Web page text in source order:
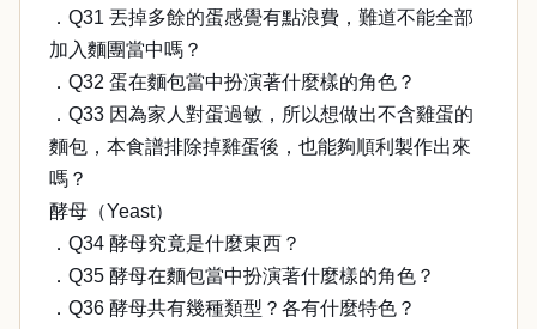
．Q31 丟掉多餘的蛋感覺有點浪費，難道不能全部
加入麵團當中嗎？
．Q32 蛋在麵包當中扮演著什麼樣的角色？
．Q33 因為家人對蛋過敏，所以想做出不含雞蛋的
麵包，本食譜排除掉雞蛋後，也能夠順利製作出來
嗎？
酵母（Yeast）
．Q34 酵母究竟是什麼東西？
．Q35 酵母在麵包當中扮演著什麼樣的角色？
．Q36 酵母共有幾種類型？各有什麼特色？